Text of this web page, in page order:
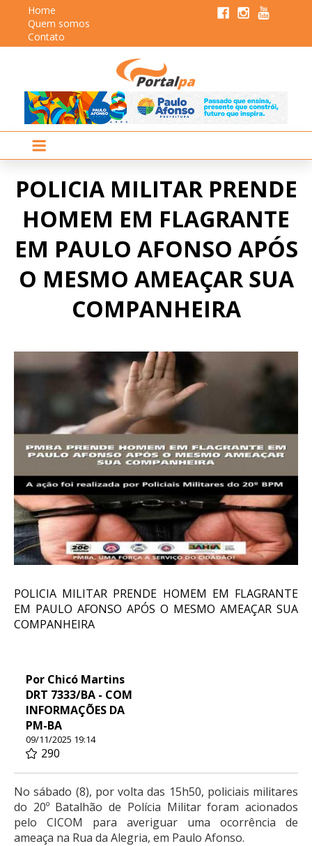
Home
Quem somos
Contato
POLICIA MILITAR PRENDE
HOMEM EM FLAGRANTE
EM PAULO AFONSO APÓS
O MESMO AMEAÇAR SUA
COMPANHEIRA
POLICIA MILITAR PRENDE HOMEM EM FLAGRANTE
EM PAULO AFONSO APÓS O MESMO AMEAÇAR SUA
COMPANHEIRA
Por Chicó Martins
DRT 7333/BA - COM
INFORMAÇÕES DA
PM-BA
09/11/2025 19:14
290
No sábado (8), por volta das 15h50, policiais militares
do 20º Batalhão de Polícia Militar foram acionados
pelo CICOM para averiguar uma ocorrência de
ameaça na Rua da Alegria, em Paulo Afonso.